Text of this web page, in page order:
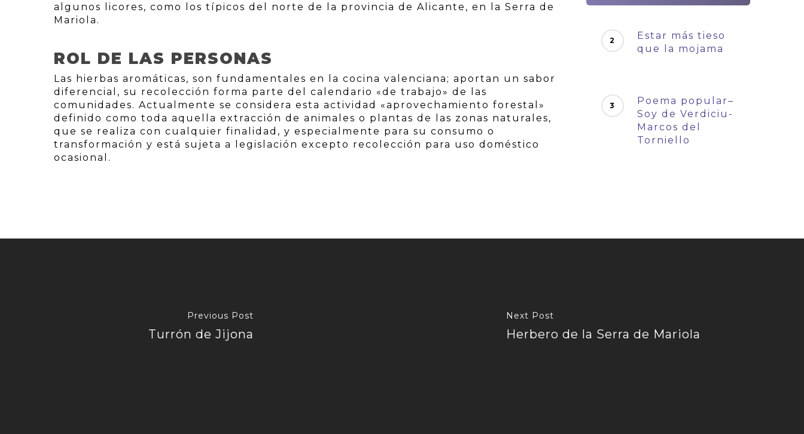
algunos licores, como los típicos del norte de la provincia de Alicante, en la Serra de
Mariola.
ROL DE LAS PERSONAS
Las hierbas aromáticas, son fundamentales en la cocina valenciana; aportan un sabor
diferencial, su recolección forma parte del calendario «de trabajo» de las
comunidades. Actualmente se considera esta actividad «aprovechamiento forestal»
definido como toda aquella extracción de animales o plantas de las zonas naturales,
que se realiza con cualquier finalidad, y especialmente para su consumo o
transformación y está sujeta a legislación excepto recolección para uso doméstico
ocasional.
Estar más tieso
que la mojama
Poema popular–
Soy de Verdiciu-
Marcos del
Torniello
Previous Post
Turrón de Jijona
Next Post
Herbero de la Serra de Mariola